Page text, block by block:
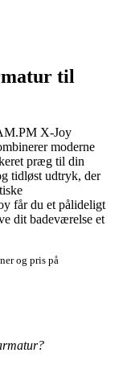
til
X-Joy
moderne
præg til din
tidløst udtryk, der
får du et pålideligt
dit badeværelse et
og pris på